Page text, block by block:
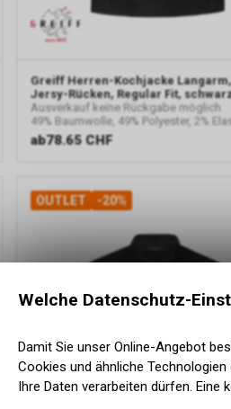
Greiff Herren-Kochjacke
Jersy-Rücken, Regular Fit,
Ausverkauf keine Rückgabe möglich
49% Baumwolle, 49% Polyester, 2%
ab78.65 CHF
OUTLET -20%
Welche Datenschutz-
Damit Sie unser Online-Angebot
Cookies und ähnliche
Ihre Daten verarbeiten dürfen. Eine